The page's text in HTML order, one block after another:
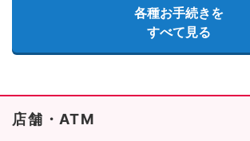
各種お手続きを
すべて見る
店舗・ATM